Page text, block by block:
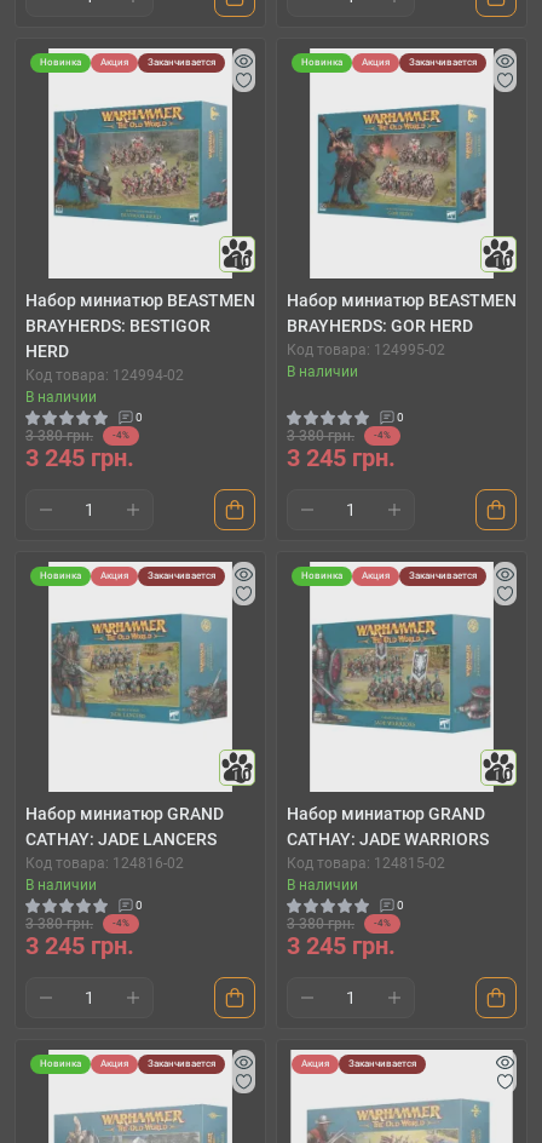
Новинка Акция Заканчивается
10
Набор миниатюр BEASTMEN
BRAYHERDS: BESTIGOR
HERD
Код товара: 124994-02
В наличии
0
3 380 грн. -4%
3 245 грн.
Новинка Акция Заканчивается
10
Набор миниатюр BEASTMEN
BRAYHERDS: GOR HERD
Код товара: 124995-02
В наличии
0
3 380 грн. -4%
3 245 грн.
Новинка Акция Заканчивается
10
Набор миниатюр GRAND
CATHAY: JADE LANCERS
Код товара: 124816-02
В наличии
0
3 380 грн. -4%
3 245 грн.
Новинка Акция Заканчивается
10
Набор миниатюр GRAND
CATHAY: JADE WARRIORS
Код товара: 124815-02
В наличии
0
3 380 грн. -4%
3 245 грн.
Новинка Акция Заканчивается Акция Заканчивается